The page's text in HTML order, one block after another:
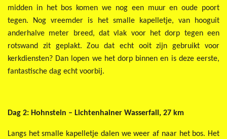
midden in het bos komen we nog een muur en oude poort
tegen. Nog vreemder is het smalle kapelletje, van hooguit
anderhalve meter breed, dat vlak voor het dorp tegen een
rotswand zit geplakt. Zou dat echt ooit zijn gebruikt voor
kerkdiensten? Dan lopen we het dorp binnen en is deze eerste,
fantastische dag echt voorbij.
Dag 2: Hohnstein – Lichtenhainer Wasserfall, 27 km
Langs het smalle kapelletje dalen we weer af naar het bos. Het